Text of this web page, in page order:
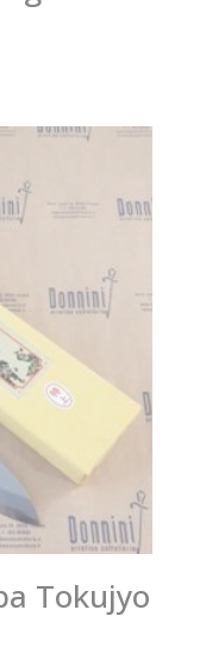
Tokujyo